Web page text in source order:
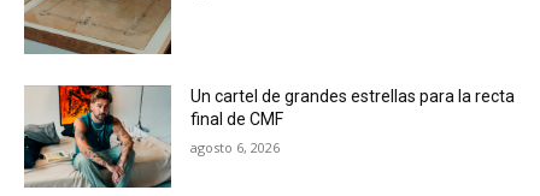
Un cartel de grandes estrellas para la recta
final de CMF
agosto 6, 2026